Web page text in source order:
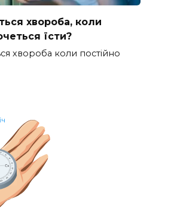
хвороба, коли
їсти?
хвороба коли постійно